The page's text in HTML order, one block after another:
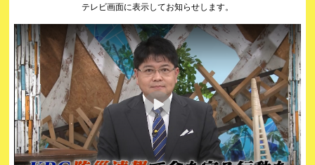
テレビ画面に表示してお知らせします。